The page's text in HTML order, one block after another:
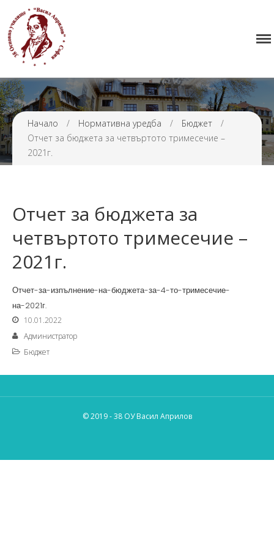
Нормативна уредба
Прием
Проекти и дейности
Седмично разписание
Начало / Нормативна уредба / Бюджет
/
Отчет за бюджета за четвъртото тримесечие –
2021г.
Отчет за бюджета за
четвъртото тримесечие –
2021г.
Отчет-за-изпълнение-на-бюджета-за-4-то-тримесечие-
на-2021г.
10.01.2022
Администратор
Бюджет
© 2019 - 38 ОУ Васил Априлов